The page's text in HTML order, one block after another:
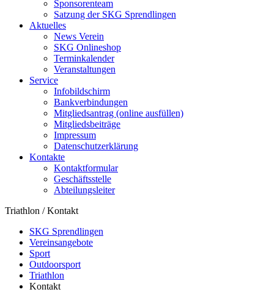
Sponsorenteam
Satzung der SKG Sprendlingen
Aktuelles
News Verein
SKG Onlineshop
Terminkalender
Veranstaltungen
Service
Infobildschirm
Bankverbindungen
Mitgliedsantrag (online ausfüllen)
Mitgliedsbeiträge
Impressum
Datenschutzerklärung
Kontakte
Kontaktformular
Geschäftsstelle
Abteilungsleiter
Triathlon / Kontakt
SKG Sprendlingen
Vereinsangebote
Sport
Outdoorsport
Triathlon
Kontakt